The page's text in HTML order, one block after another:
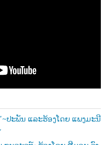
ປະພັນ ແລະຮ້ອງໂດຍ ແພງມະນີ